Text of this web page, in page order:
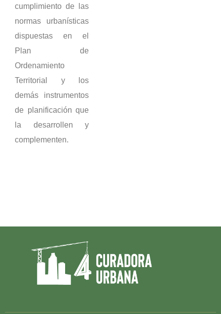
cumplimiento de las
normas urbanísticas
dispuestas en el
Plan de
Ordenamiento
Territorial y los
demás instrumentos
de planificación que
la desarrollen y
complementen.